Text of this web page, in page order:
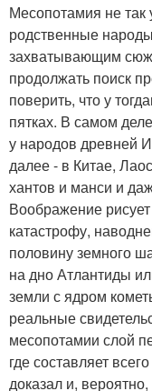
Месопотамия не
родственные
захватывающим
продолжать поиск
поверить, что у
пятках. В самом
у народов древней
далее - в Китае,
хантов и манси и
Воображение
катастрофу,
половину земного
на дно Атлантиды
земли с ядром
реальные
месопотамии слой
где составляет
доказал и,